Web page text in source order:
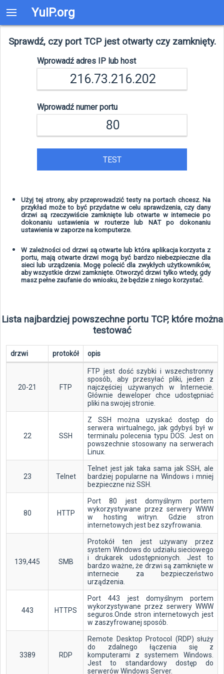
YuIP.org
Sprawdź, czy port TCP jest otwarty czy zamknięty.
Wprowadź adres IP lub host
Wprowadź numer portu
TEST
Użyj tej strony, aby przeprowadzić testy na portach chcesz. Na
przykład może to być przydatne w celu sprawdzenia, czy dany
drzwi są rzeczywiście zamknięte lub otwarte w internecie po
dokonaniu ustawienia w routerze lub NAT po dokonaniu
ustawienia w zaporze na komputerze.
W zależności od drzwi są otwarte lub która aplikacja korzysta z
portu, mają otwarte drzwi mogą być bardzo niebezpieczne dla
sieci lub urządzenia. Mogę polecić dla zwykłych użytkowników,
aby wszystkie drzwi zamknięte. Otworzyć drzwi tylko wtedy, gdy
masz pełne zaufanie do wniosku, że będzie z niego korzystać.
Lista najbardziej powszechne portu TCP, które można
testować
drzwi protokół opis
20-21 FTP
FTP jest dość szybki i wszechstronny
sposób, aby przesyłać pliki, jeden z
najczęściej używanych w Internecie.
Głównie deweloper chce udostępniać
pliki na swojej stronie.
22 SSH
Z SSH można uzyskać dostęp do
serwera wirtualnego, jak gdybyś był w
terminalu polecenia typu DOS. Jest on
powszechnie stosowany na serwerach
Linux.
23 Telnet
Telnet jest jak taka sama jak SSH, ale
bardziej popularne na Windows i mniej
bezpieczne niż SSH.
80 HTTP
Port 80 jest domyślnym portem
wykorzystywane przez serwery WWW
w hosting witryn. Gdzie stron
internetowych jest bez szyfrowania.
139,445 SMB
Protokół ten jest używany przez
system Windows do udziału sieciowego
i drukarek udostępnionych. Jest to
bardzo ważne, że drzwi są zamknięte w
internecie za bezpieczeństwo
urządzenia.
443 HTTPS
Port 443 jest domyślnym portem
wykorzystywane przez serwery WWW
seguros.Onde stron internetowych jest
w zaszyfrowanej sposób.
3389 RDP
Remote Desktop Protocol (RDP) służy
do zdalnego łączenia się z
komputerami z systemem Windows.
Jest to standardowy dostęp do
serwerów Windows Server.